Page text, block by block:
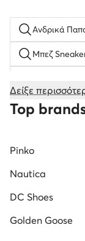
Ανδρικά
Μπεζ
Τσάντες
Σακίδια
Δείξε
Top
Pinko
Nautica
DC Shoes
Golden Goose